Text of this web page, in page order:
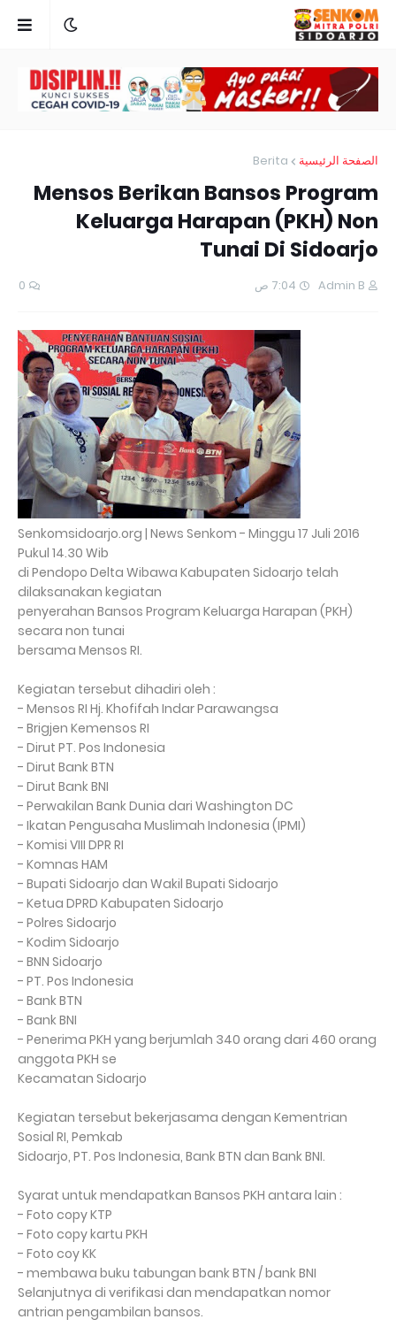
الصفحة الرئيسية Berita
Mensos Berikan Bansos Program
Keluarga Harapan (PKH) Non
Tunai Di Sidoarjo
Admin B 7:04 ص 0
Senkomsidoarjo.org | News Senkom - Minggu 17 Juli 2016
Pukul 14.30 Wib
di Pendopo Delta Wibawa Kabupaten Sidoarjo telah
dilaksanakan kegiatan
penyerahan Bansos Program Keluarga Harapan (PKH)
secara non tunai
bersama Mensos RI.
Kegiatan tersebut dihadiri oleh :
- Mensos RI Hj. Khofifah Indar Parawangsa
- Brigjen Kemensos RI
- Dirut PT. Pos Indonesia
- Dirut Bank BTN
- Dirut Bank BNI
- Perwakilan Bank Dunia dari Washington DC
- Ikatan Pengusaha Muslimah Indonesia (IPMI)
- Komisi VIII DPR RI
- Komnas HAM
- Bupati Sidoarjo dan Wakil Bupati Sidoarjo
- Ketua DPRD Kabupaten Sidoarjo
- Polres Sidoarjo
- Kodim Sidoarjo
- BNN Sidoarjo
- PT. Pos Indonesia
- Bank BTN
- Bank BNI
- Penerima PKH yang berjumlah 340 orang dari 460 orang
anggota PKH se
Kecamatan Sidoarjo
Kegiatan tersebut bekerjasama dengan Kementrian
Sosial RI, Pemkab
Sidoarjo, PT. Pos Indonesia, Bank BTN dan Bank BNI.
Syarat untuk mendapatkan Bansos PKH antara lain :
- Foto copy KTP
- Foto copy kartu PKH
- Foto coy KK
- membawa buku tabungan bank BTN / bank BNI
Selanjutnya di verifikasi dan mendapatkan nomor
antrian pengambilan bansos.